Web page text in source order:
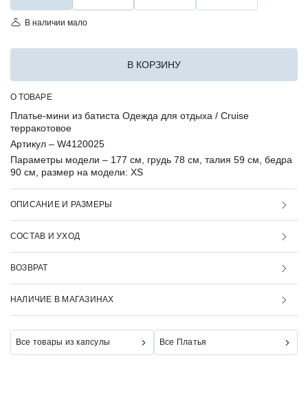
В наличии мало
В КОРЗИНУ
О ТОВАРЕ
Платье-мини из батиста Одежда для отдыха / Cruise
терракотовое
Артикул – W4120025
Параметры модели – 177 см, грудь 78 см, талия 59 см, бедра
90 см, размер на модели: XS
ОПИСАНИЕ И РАЗМЕРЫ
СОСТАВ И УХОД
ВОЗВРАТ
НАЛИЧИЕ В МАГАЗИНАХ
Все товары из капсулы Все Платья